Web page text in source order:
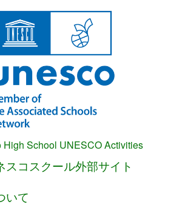
High School UNESCO Activities
スコスクール外部サイト
いて